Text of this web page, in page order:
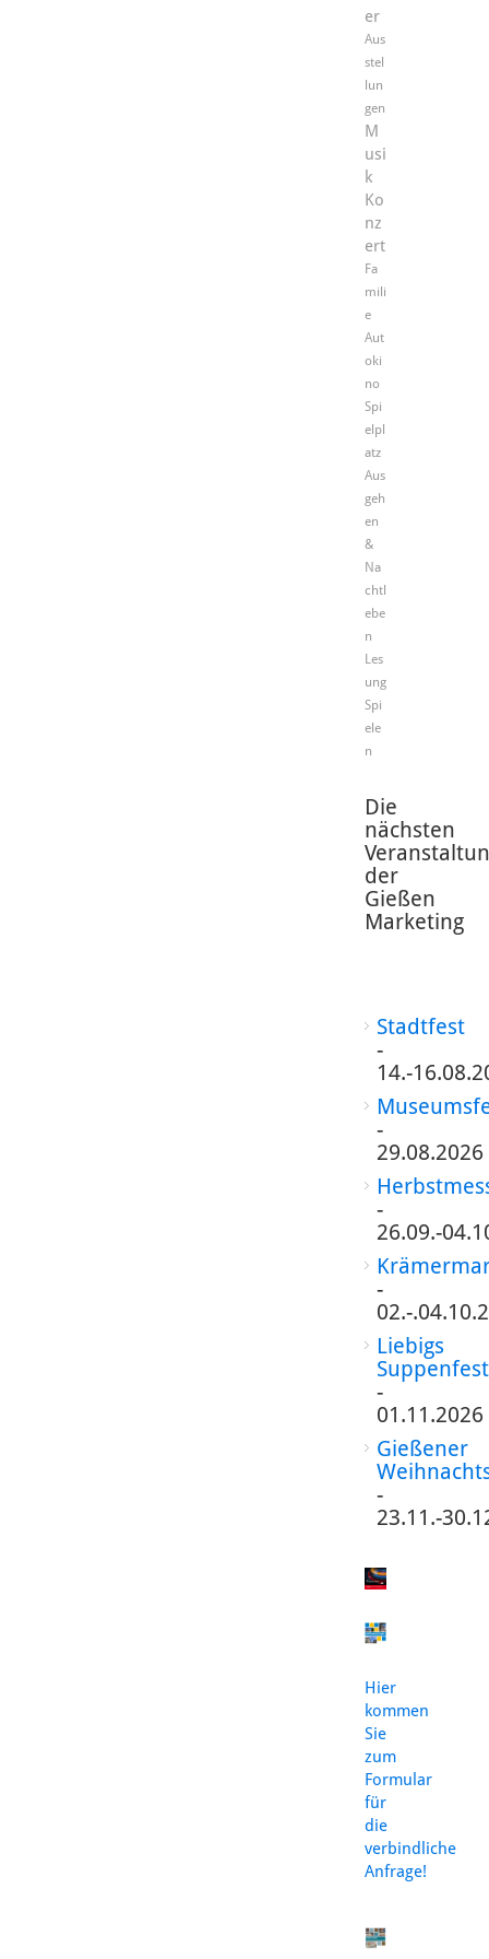
er
Aus
stel
lun
gen
M
usi
k
Ko
nz
ert
Fa
mili
e
Aut
oki
no
Spi
elpl
atz
Aus
geh
en
&
Na
chtl
ebe
n
Les
ung
Spi
ele
n
Die
nächsten
der
Gießen
Marketing
Stadtfest
-
14.-
-
29.08.2026
-
26.09.-
-
02.-
Liebigs
Suppenfest
-
01.11.2026
Gießener
-
23.11.-
Hier
kommen
Sie
zum
Formular
für
die
verbindliche
Anfrage!